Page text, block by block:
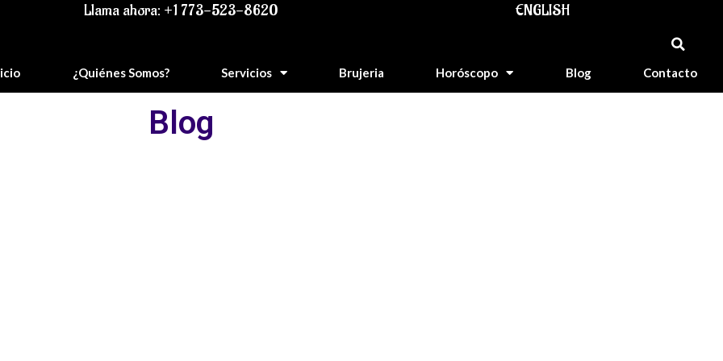
Llama ahora: +1 773-523-8620 ENGLISH
¿Quiénes Somos? Servicios Brujeria Horóscopo Blog Contacto
Blog